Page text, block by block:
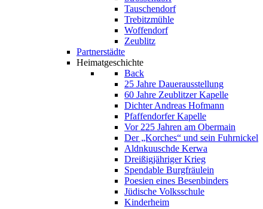
Tauschendorf
Trebitzmühle
Woffendorf
Zeublitz
Partnerstädte
Heimatgeschichte
Back
25 Jahre Dauerausstellung
60 Jahre Zeublitzer Kapelle
Dichter Andreas Hofmann
Pfaffendorfer Kapelle
Vor 225 Jahren am Obermain
Der „Korches“ und sein Fuhrnickel
Aldnkuuschde Kerwa
Dreißigjähriger Krieg
Spendable Burgfräulein
Poesien eines Besenbinders
Jüdische Volksschule
Kinderheim